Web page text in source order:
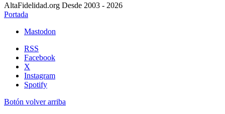
AltaFidelidad.org Desde 2003 - 2026
Portada
Mastodon
RSS
Facebook
X
Instagram
Spotify
Botón volver arriba